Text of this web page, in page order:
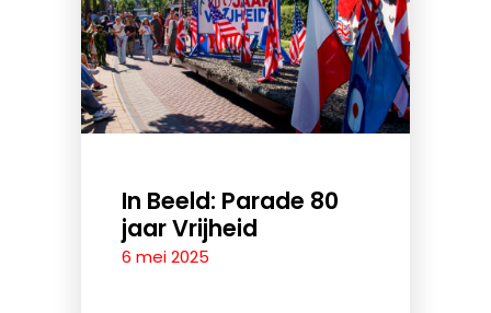
In Beeld: Parade 80
jaar Vrijheid
6 mei 2025